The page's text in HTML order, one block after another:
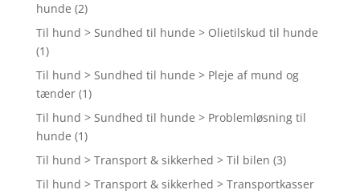
hunde (2)
Til hund > Sundhed til hunde > Olietilskud til hunde
(1)
Til hund > Sundhed til hunde > Pleje af mund og
tænder (1)
Til hund > Sundhed til hunde > Problemløsning til
hunde (1)
Til hund > Transport & sikkerhed > Til bilen (3)
Til hund > Transport & sikkerhed > Transportkasser